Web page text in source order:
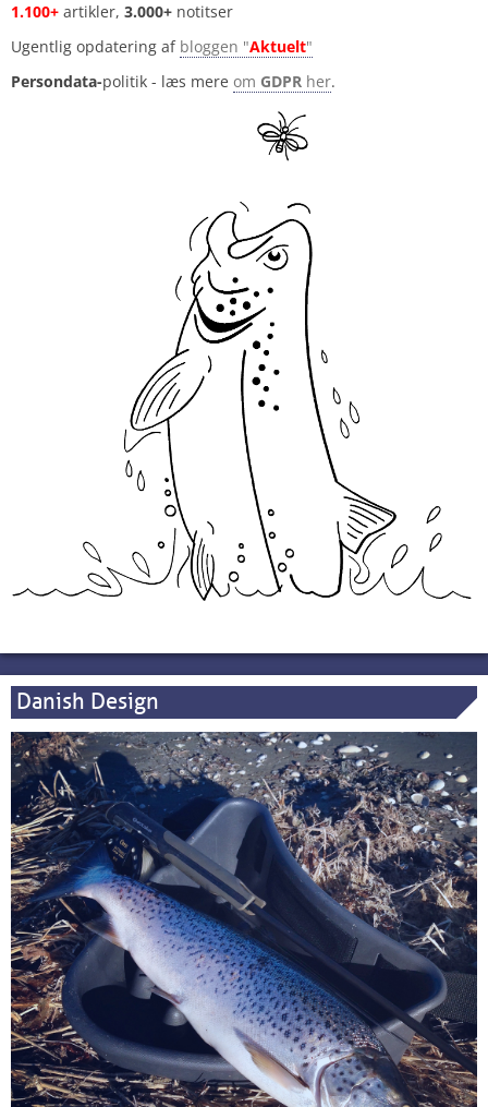
1.100+ artikler, 3.000+ notitser
Ugentlig opdatering af bloggen "Aktuelt"
Persondata-politik - læs mere om GDPR her.
Danish Design